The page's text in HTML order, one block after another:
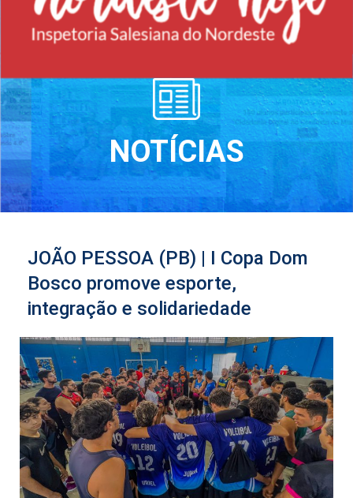
NOTÍCIAS
JOÃO PESSOA (PB) | I Copa Dom
Bosco promove esporte,
integração e solidariedade